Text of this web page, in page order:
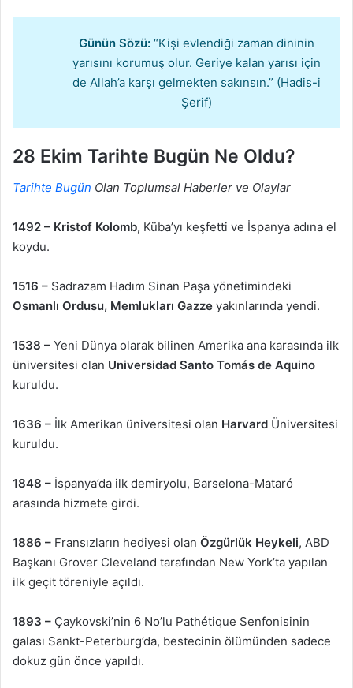
Günün Sözü: “Kişi evlendiği zaman dininin
yarısını korumuş olur. Geriye kalan yarısı için
de Allah’a karşı gelmekten sakınsın.” (Hadis-i
Şerif)
28 Ekim Tarihte Bugün Ne Oldu?
Tarihte Bugün Olan Toplumsal Haberler ve Olaylar
1492 – Kristof Kolomb, Küba’yı keşfetti ve İspanya adına el
koydu.
1516 – Sadrazam Hadım Sinan Paşa yönetimindeki
Osmanlı Ordusu, Memlukları Gazze yakınlarında yendi.
1538 – Yeni Dünya olarak bilinen Amerika ana karasında ilk
üniversitesi olan Universidad Santo Tomás de Aquino
kuruldu.
1636 – İlk Amerikan üniversitesi olan Harvard Üniversitesi
kuruldu.
1848 – İspanya’da ilk demiryolu, Barselona-Mataró
arasında hizmete girdi.
1886 – Fransızların hediyesi olan Özgürlük Heykeli, ABD
Başkanı Grover Cleveland tarafından New York’ta yapılan
ilk geçit töreniyle açıldı.
1893 – Çaykovski’nin 6 No’lu Pathétique Senfonisinin
galası Sankt-Peterburg’da, bestecinin ölümünden sadece
dokuz gün önce yapıldı.